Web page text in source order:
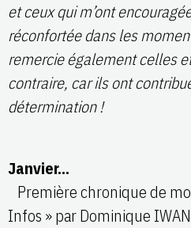
et ceux qui m’ont
réconfortée dans les
remercie également celles
contraire, car ils ont
détermination !
Janvier…
Première chronique de
Infos » par Dominique